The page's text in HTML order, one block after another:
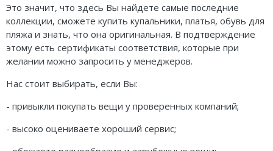
Это значит, что здесь Вы найдете самые последние
коллекции, сможете купить купальники, платья, обувь для
пляжа и знать, что она оригинальная. В подтверждение
этому есть сертификаты соответствия, которые при
желании можно запросить у менеджеров.
Нас стоит выбирать, если Вы:
- привыкли покупать вещи у проверенных компаний;
- высоко оцениваете хороший сервис;